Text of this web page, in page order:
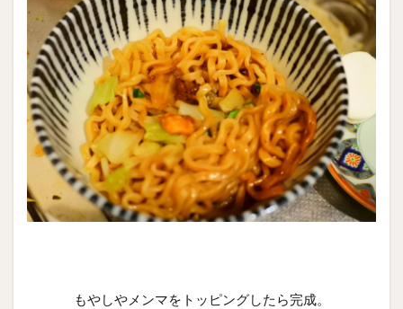
もやしやメンマをトッピングしたら完成。